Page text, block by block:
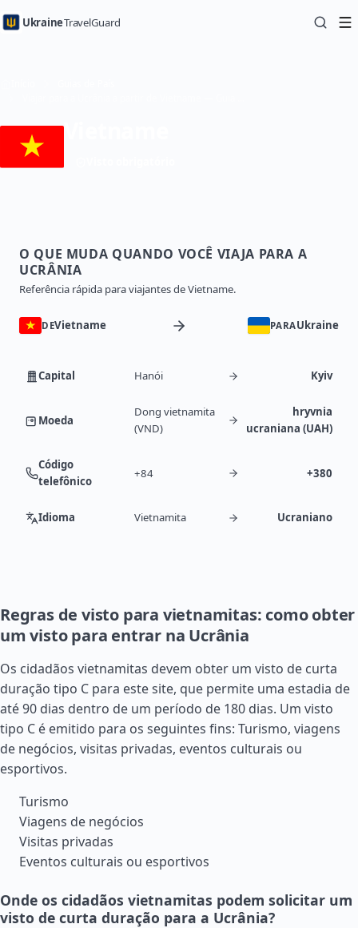
UkraineTravelGuard
O QUE MUDA QUANDO VOCÊ VIAJA PARA A
UCRÂNIA
Referência rápida para viajantes de Vietname.
DEVietname PARAUkraine
Capital Hanói Kyiv
Moeda
Dong vietnamita
(VND)
hryvnia
ucraniana (UAH)
Código
telefônico
+84 +380
Idioma Vietnamita Ucraniano
Regras de visto para vietnamitas: como obter
um visto para entrar na Ucrânia
Os cidadãos vietnamitas devem obter um visto de curta
duração tipo C para este site, que permite uma estadia de
até 90 dias dentro de um período de 180 dias. Um visto
tipo C é emitido para os seguintes fins: Turismo, viagens
de negócios, visitas privadas, eventos culturais ou
esportivos.
Turismo
Viagens de negócios
Visitas privadas
Eventos culturais ou esportivos
Onde os cidadãos vietnamitas podem solicitar um
visto de curta duração para a Ucrânia?